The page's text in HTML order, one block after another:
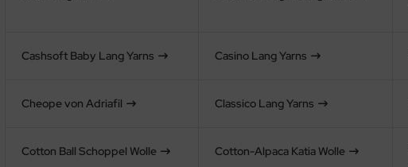
Cashsoft Baby Lang Yarns Casino Lang Yarns
Cheope von Adriafil Classico Lang Yarns
Cotton Ball Schoppel Wolle Cotton-Alpaca Katia Wolle